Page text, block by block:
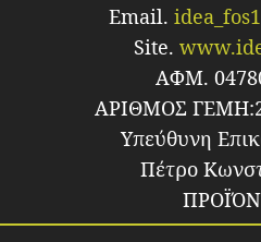
Email.
Site.
ΑΦΜ.
ΑΡΙΘΜΟΣ
Υπεύθυνη
Πέτρο